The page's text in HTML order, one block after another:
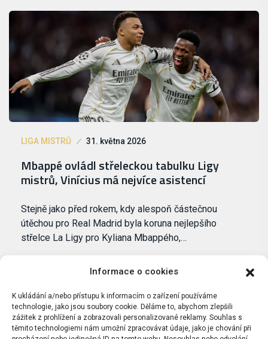
Informace o cookies
K ukládání a/nebo přístupu k informacím o zařízení používáme
technologie, jako jsou soubory cookie. Děláme to, abychom zlepšili
zážitek z prohlížení a zobrazovali personalizované reklamy. Souhlas s
těmito technologiemi nám umožní zpracovávat údaje, jako je chování při
LIGA MISTRŮ 31. května 2026
Mbappé ovládl střeleckou tabulku Ligy
mistrů, Vinícius má nejvíce asistencí
Stejně jako před rokem, kdy alespoň částečnou
útěchou pro Real Madrid byla koruna nejlepšího
střelce La Ligy pro Kyliana Mbappého,…